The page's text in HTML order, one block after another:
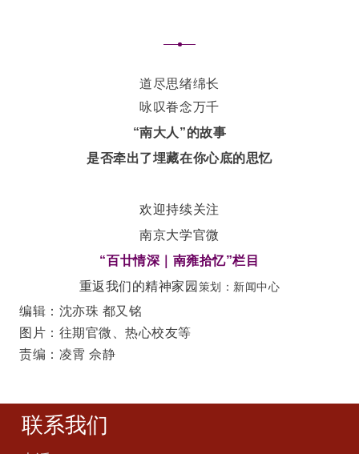
道尽思绪绵长
咏叹眷念万千
“南大人”的故事
是否牵出了埋藏在你心底的思忆
欢迎持续关注
南京大学官微
“百廿情深｜南雍拾忆”栏目
重返我们的精神家园 策划：新闻中心
编辑：沈亦珠 都又铭
图片：往期官微、热心校友等
责编： 凌霄 佘静
联系我们